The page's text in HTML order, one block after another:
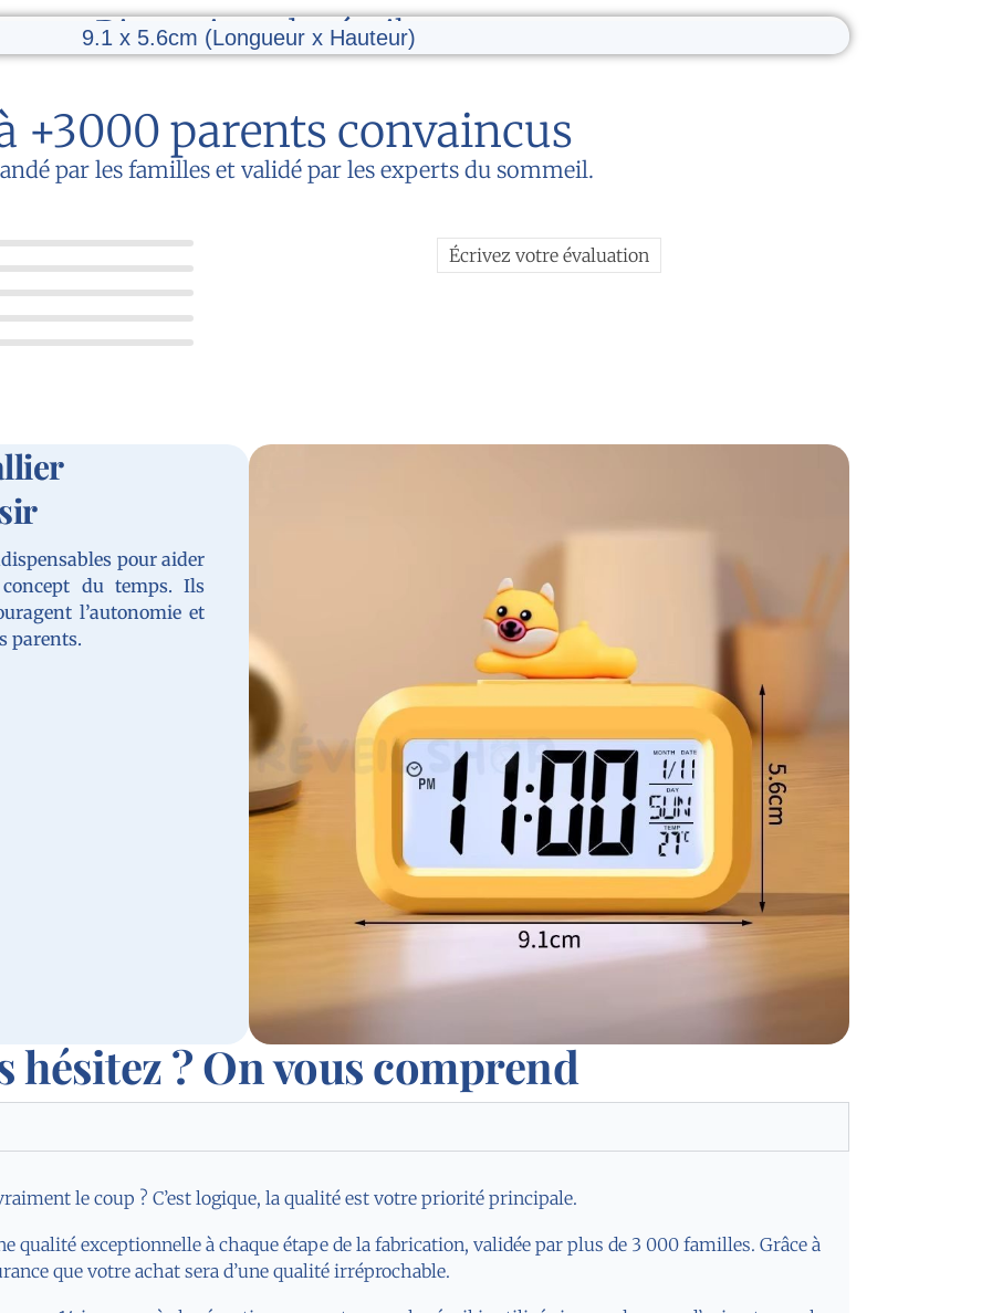
Dimensions du réveil
9.1 x 5.6cm (Longueur x Hauteur)
+3000 parents convaincus
par les familles et validé par les experts du sommeil.
Écrivez votre évaluation
pour aider
du temps. Ils
l’autonomie et
parents.
hésitez ? On vous comprend
le coup ? C’est logique, la qualité est votre priorité principale.
qualité exceptionnelle à chaque étape de la fabrication, validée par plus de 3 000 familles. Grâce à
que votre achat sera d’une qualité irréprochable.